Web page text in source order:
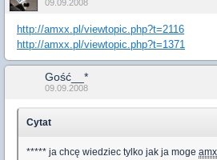
09.09.2008
http://amxx.pl/viewtopic.php?t=2116
http://amxx.pl/viewtopic.php?t=1371
Gość__*
09.09.2008
Cytat
***** ja chcę wiedziec tylko jak ja moge amx